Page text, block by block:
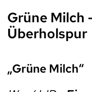
Grüne Milch
Überholspur
„Grüne Milch“